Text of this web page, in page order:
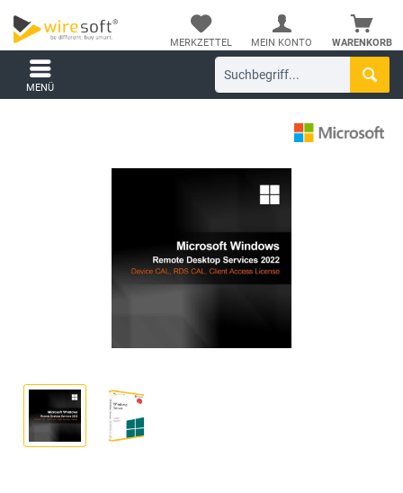
WARENKORB
MERKZETTEL MEIN KONTO
MENÜ